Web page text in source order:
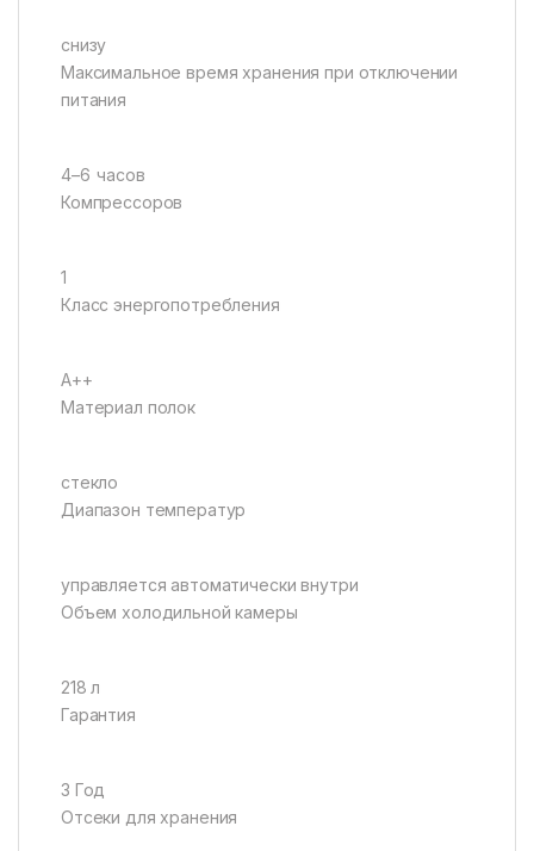
снизу
Максимальное время хранения при отключении
питания
4–6 часов
Компрессоров
1
Класс энергопотребления
А++
Материал полок
стекло
Диапазон температур
управляется автоматически внутри
Объем холодильной камеры
218 л
Гарантия
3 Год
Отсеки для хранения